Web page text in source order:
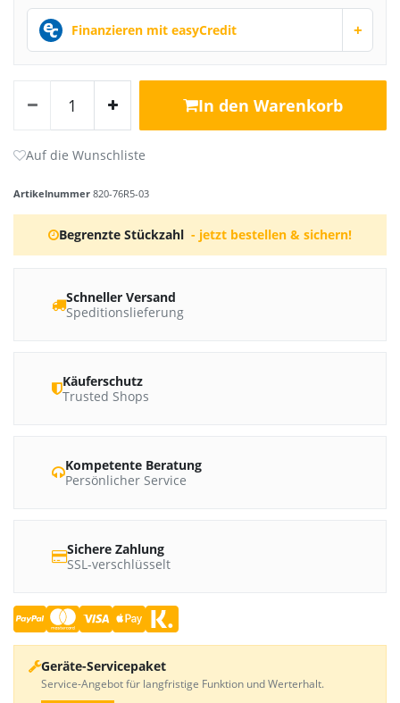
Finanzieren mit easyCredit +
In den Warenkorb
Artikelnummer 820-76R5-03
Begrenzte Stückzahl - jetzt bestellen & sichern!
Schneller Versand
Speditionslieferung
Käuferschutz
Trusted Shops
Kompetente Beratung
Persönlicher Service
Sichere Zahlung
SSL-verschlüsselt
Geräte-Servicepaket
Service-Angebot für langfristige Funktion und Werterhalt.